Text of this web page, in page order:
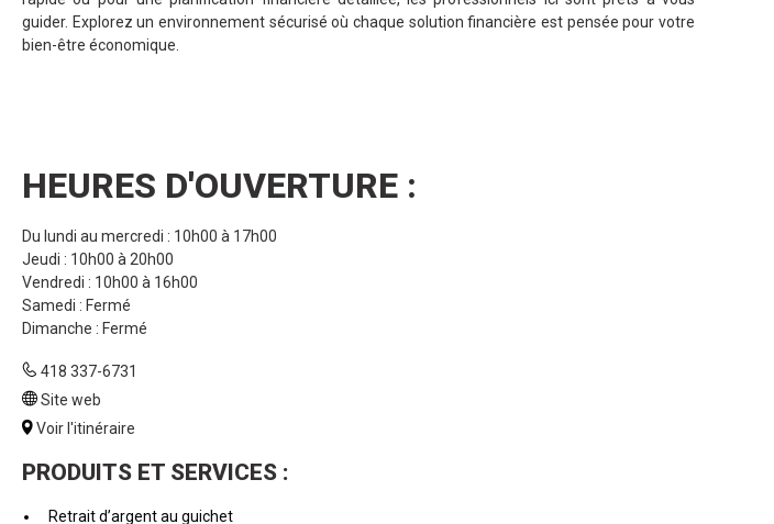
guider. Explorez un environnement sécurisé où chaque solution financière est pensée pour votre
bien-être économique.
HEURES D'OUVERTURE :
Du lundi au mercredi : 10h00 à 17h00
Jeudi : 10h00 à 20h00
Vendredi : 10h00 à 16h00
Samedi : Fermé
Dimanche : Fermé
418 337-6731
Site web
Voir l'itinéraire
PRODUITS ET SERVICES :
Retrait d’argent au guichet